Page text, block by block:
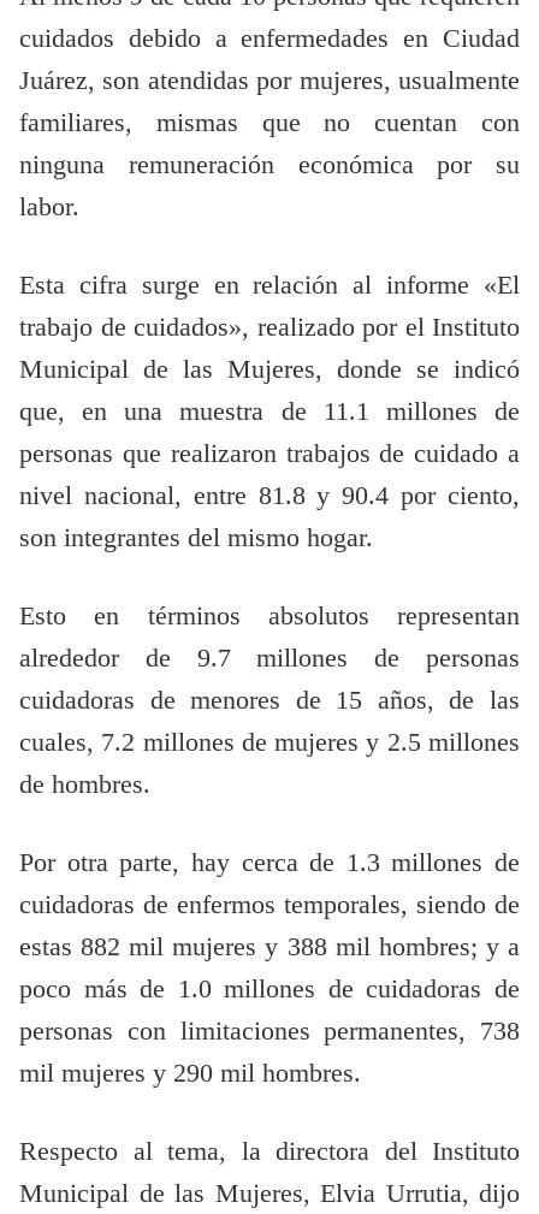
cuidados debido a enfermedades en Ciudad
Juárez, son atendidas por mujeres, usualmente
familiares, mismas que no cuentan con
ninguna remuneración económica por su
labor.
Esta cifra surge en relación al informe «El
trabajo de cuidados», realizado por el Instituto
Municipal de las Mujeres, donde se indicó
que, en una muestra de 11.1 millones de
personas que realizaron trabajos de cuidado a
nivel nacional, entre 81.8 y 90.4 por ciento,
son integrantes del mismo hogar.
Esto en términos absolutos representan
alrededor de 9.7 millones de personas
cuidadoras de menores de 15 años, de las
cuales, 7.2 millones de mujeres y 2.5 millones
de hombres.
Por otra parte, hay cerca de 1.3 millones de
cuidadoras de enfermos temporales, siendo de
estas 882 mil mujeres y 388 mil hombres; y a
poco más de 1.0 millones de cuidadoras de
personas con limitaciones permanentes, 738
mil mujeres y 290 mil hombres.
Respecto al tema, la directora del Instituto
Municipal de las Mujeres, Elvia Urrutia, dijo